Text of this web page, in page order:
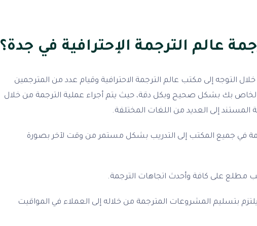
عالم الترجمة الإحترافية في جدة؟
التوجه إلى مكتب عالم الترجمة الاحترافية وقيام عدد من المترجمين
الخاص بك بشكل صحيح وبكل دقة، حيث يتم أجراء عملية الترجمة من خلال
إلى العديد من اللغات المختلفة.
في جميع المكتب إلى التدريب بشكل مستمر من وقت لآخر بصورة
مطلع على كافة وأحدث اتجاهات الترجمة.
بتسليم المشروعات المترجمة من خلاله إلى العملاء في المواقيت